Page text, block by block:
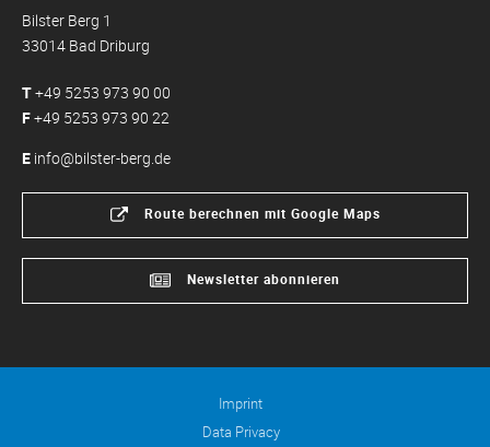
Bilster Berg 1
33014 Bad Driburg
T+49 5253 973 90 00
F+49 5253 973 90 22
E info@bilster-berg.de
Route berechnen mit Google Maps
Newsletter abonnieren
Imprint
Data Privacy